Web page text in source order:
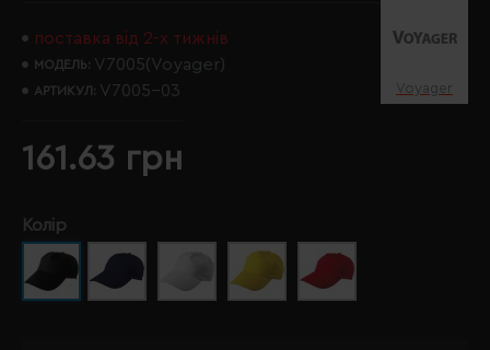
поставка від 2-х тижнів
МОДЕЛЬ: V7005(Voyager)
АРТИКУЛ: V7005-03 Voyager
161.63 грн
Колір